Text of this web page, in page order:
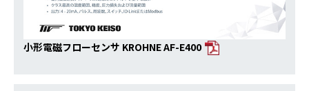
小形電磁フローセンサ KROHNE AF-E400